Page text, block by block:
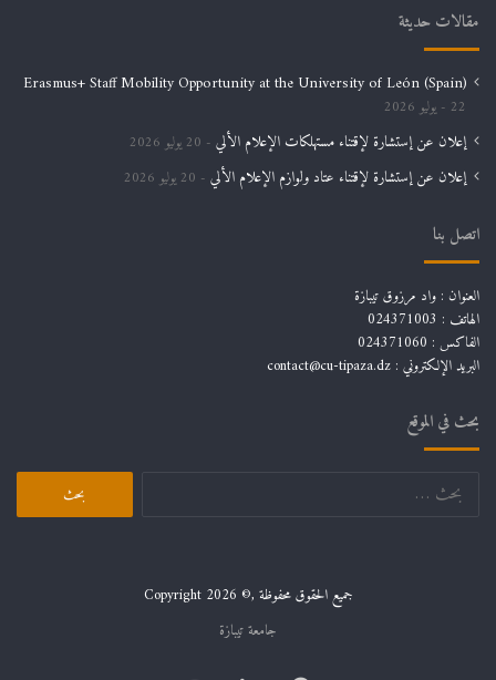
مقالات حديثة
Erasmus+ Staff Mobility Opportunity at the University of León (Spain)
22 يوليو 2026
إعلان عن إستشارة لإقتناء مستهلكات الإعلام الألي 20 يوليو 2026
إعلان عن إستشارة لإقتناء عتاد ولوازم الإعلام الألي 20 يوليو 2026
اتصل بنا
العنوان : واد مرزوق تيبازة
الهاتف : 024371003
الفاكس : 024371060
البريد الإلكتروني : contact@cu-tipaza.dz
بحث في الموقع
البحث
جميع الحقوق محفوظة ,© Copyright 2026
جامعة تيبازة